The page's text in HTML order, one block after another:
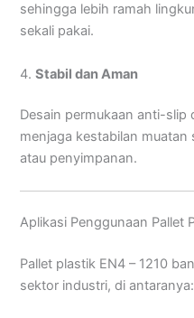
sehingga lebih ramah
sekali pakai.
4.Stabil dan Aman
Desain permukaan anti-
menjaga kestabilan
atau penyimpanan.
Aplikasi Penggunaan Pallet
Pallet plastik EN4 – 1210
sektor industri, di antaranya: